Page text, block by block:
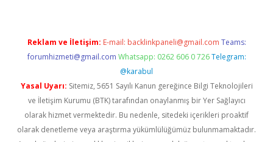
Reklam ve İletişim: E-mail: backlinkpaneli@gmail.com Teams:
forumhizmeti@gmail.com Whatsapp: 0262 606 0 726 Telegram:
@karabul
Yasal Uyarı: Sitemiz, 5651 Sayılı Kanun gereğince Bilgi Teknolojileri
ve İletişim Kurumu (BTK) tarafından onaylanmış bir Yer Sağlayıcı
olarak hizmet vermektedir. Bu nedenle, sitedeki içerikleri proaktif
olarak denetleme veya araştırma yükümlülüğümüz bulunmamaktadır.